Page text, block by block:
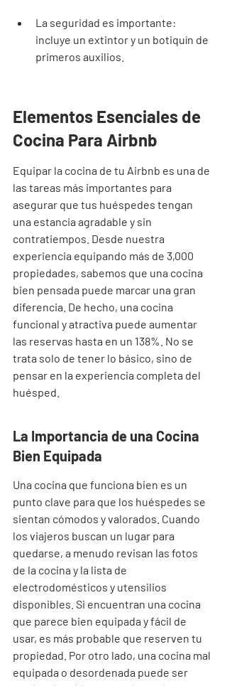
La seguridad es importante:
incluye un extintor y un botiquín de
primeros auxilios.
Elementos Esenciales de
Cocina Para Airbnb
Equipar la cocina de tu Airbnb es una de
las tareas más importantes para
asegurar que tus huéspedes tengan
una estancia agradable y sin
contratiempos. Desde nuestra
experiencia equipando más de 3,000
propiedades, sabemos que una cocina
bien pensada puede marcar una gran
diferencia. De hecho, una cocina
funcional y atractiva puede aumentar
las reservas hasta en un 138%. No se
trata solo de tener lo básico, sino de
pensar en la experiencia completa del
huésped.
La Importancia de una Cocina
Bien Equipada
Una cocina que funciona bien es un
punto clave para que los huéspedes se
sientan cómodos y valorados. Cuando
los viajeros buscan un lugar para
quedarse, a menudo revisan las fotos
de la cocina y la lista de
electrodomésticos y utensilios
disponibles. Si encuentran una cocina
que parece bien equipada y fácil de
usar, es más probable que reserven tu
propiedad. Por otro lado, una cocina mal
equipada o desordenada puede ser